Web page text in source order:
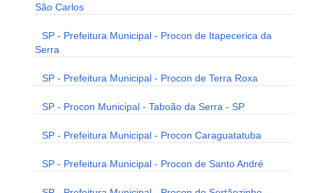
São Carlos
SP - Prefeitura Municipal - Procon de Itapecerica da
Serra
SP - Prefeitura Municipal - Procon de Terra Roxa
SP - Procon Municipal - Taboão da Serra - SP
SP - Prefeitura Municipal - Procon Caraguatatuba
SP - Prefeitura Municipal - Procon de Santo André